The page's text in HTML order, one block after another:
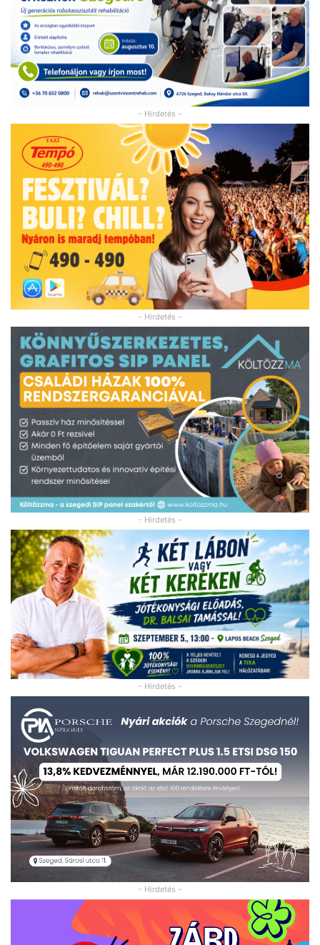
- Hirdetés -
- Hirdetés -
- Hirdetés -
- Hirdetés -
- Hirdetés -